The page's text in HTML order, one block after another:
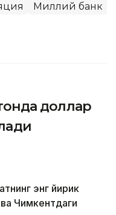
Миллий банк
доллар
энг йирик
Чимкентдаги